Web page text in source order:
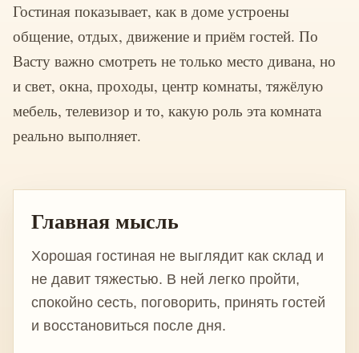
Гостиная показывает, как в доме устроены
общение, отдых, движение и приём гостей. По
Васту важно смотреть не только место дивана, но
и свет, окна, проходы, центр комнаты, тяжёлую
мебель, телевизор и то, какую роль эта комната
реально выполняет.
Главная мысль
Хорошая гостиная не выглядит как склад и
не давит тяжестью. В ней легко пройти,
спокойно сесть, поговорить, принять гостей
и восстановиться после дня.